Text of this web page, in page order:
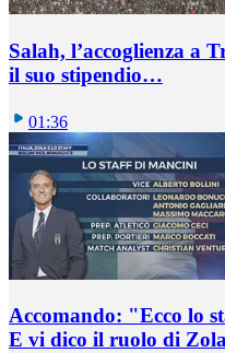
Salah, l’accoglienza a
il suo stipendio…
01:36
Accomando: "Ecco lo
E vi dico il ruolo di